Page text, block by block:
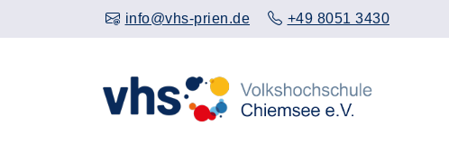
info@vhs-prien.de +49 8051 3430